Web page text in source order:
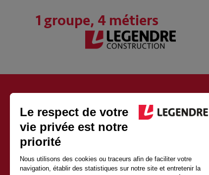
1 groupe, 4 métiers
Fondé en 1946, le groupe Legendre est un acteur
l’immobilier, de l’énergie et de l’exploitation. Il est
Vincent Legendre, le petit-fils du fondateur.
Avec 2500 salariés et 1 milliard d’euros de chiffre
une croissance soutenue depuis sa création. Sa force
qualités de proximité et d’indépendance d’un groupe